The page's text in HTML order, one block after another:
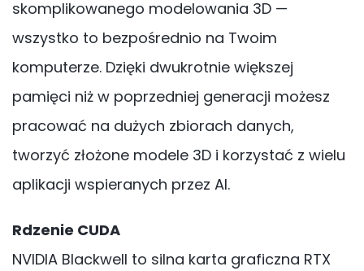
skomplikowanego modelowania 3D —
wszystko to bezpośrednio na Twoim
komputerze. Dzięki dwukrotnie większej
pamięci niż w poprzedniej generacji możesz
pracować na dużych zbiorach danych,
tworzyć złożone modele 3D i korzystać z wielu
aplikacji wspieranych przez AI.
Rdzenie CUDA
NVIDIA Blackwell to silna karta graficzna RTX